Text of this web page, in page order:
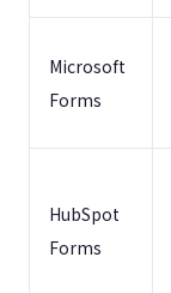
Microsoft
Forms
HubSpot
Forms